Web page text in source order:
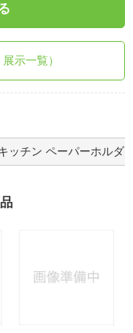
示一覧）
ッチン ペーパーホルダ